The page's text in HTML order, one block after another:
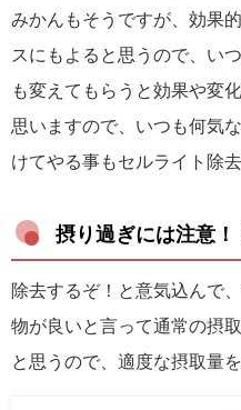
みかんもそうですが、効果
スにもよると思うので、い
も変えてもらうと効果や変
思いますので、いつも何気
けてやる事もセルライト除
摂り過ぎには注意！
除去するぞ！と意気込んで
物が良いと言って通常の摂
と思うので、適度な摂取量